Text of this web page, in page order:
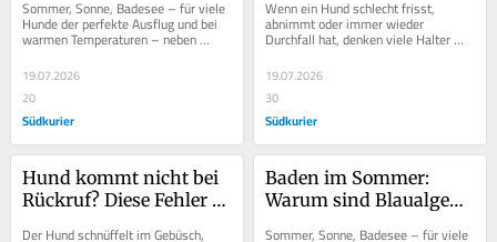
gefährlich?
Sommer, Sonne, Badesee – für viele
Hunde der perfekte Ausflug und bei
warmen Temperaturen – neben
einem Hunde-Eis – eine
willkommene...
19.07.2026
20
Südkurier
einen Mangel
hindeuten?
Wenn ein Hund schlecht frisst,
abnimmt oder immer wieder
Durchfall hat, denken viele Halter
zuerst an das Futter. Doch auch ein
Vitamin-B12-Mangel...
19.07.2026
30
Südkurier
Hund kommt nicht bei
Rückruf? Diese Fehler
Der Hund schnüffelt im Gebüsch,
Baden im Sommer:
Warum sind Blaualgen
Sommer, Sonne, Badesee – für viele